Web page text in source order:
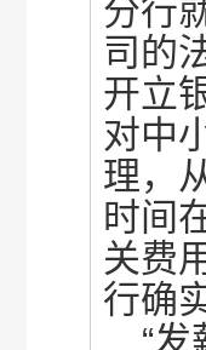
分行
司的
开立
对中
理，
时间
关费
行确
“